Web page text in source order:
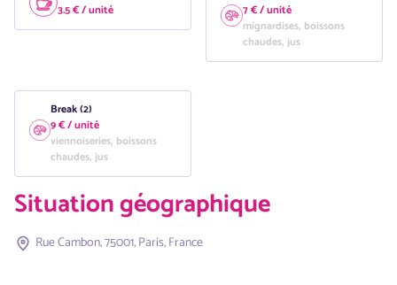
3.5 € / unité
7 € / unité
mignardises, boissons
chaudes, jus
Break (2)
9 € / unité
viennoiseries, boissons
chaudes, jus
Situation géographique
Rue Cambon, 75001, Paris, France